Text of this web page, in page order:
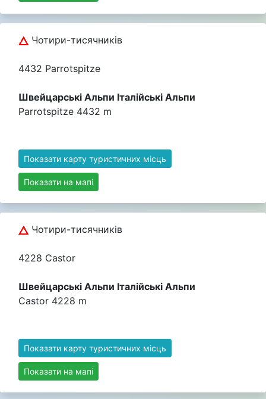
Чотири-тисячників
4432 Parrotspitze
Швейцарські Альпи Італійські Альпи
Parrotspitze 4432 m
Показати карту туристичних місць
Показати на мапі
Чотири-тисячників
4228 Castor
Швейцарські Альпи Італійські Альпи
Castor 4228 m
Показати карту туристичних місць
Показати на мапі